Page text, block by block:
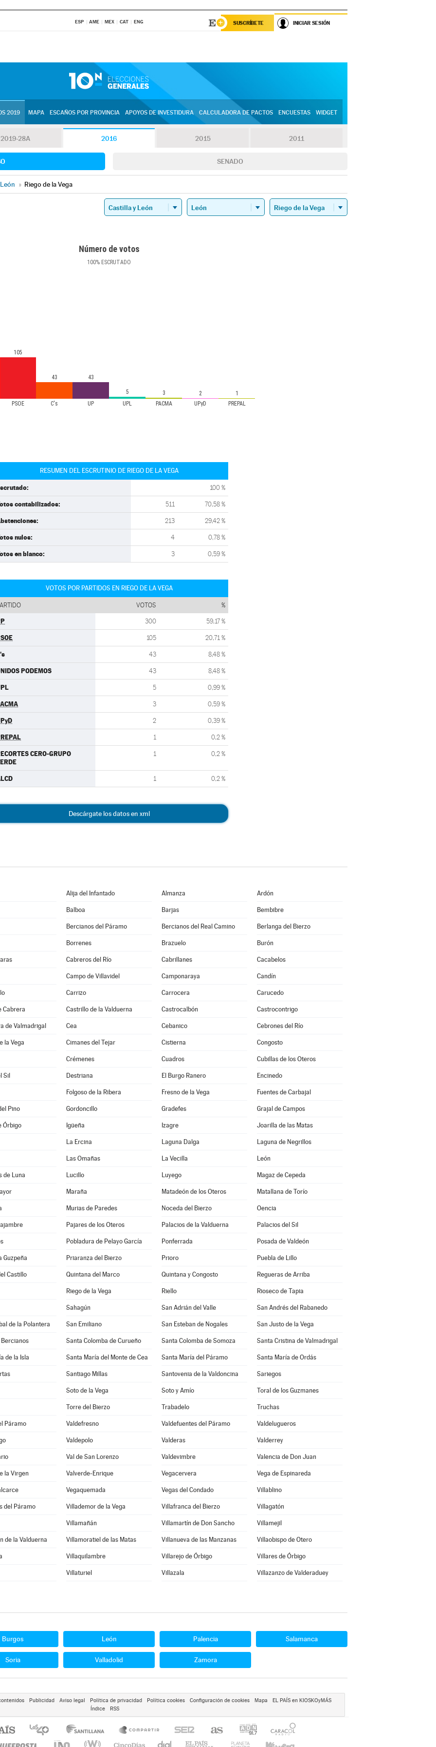
ESP AME MEX CAT ENG SUSCRÍBETE INICIAR SESIÓN
2019 MAPA ESCAÑOS POR PROVINCIA APOYOS DE INVESTIDURA CALCULADORA DE PACTOS ENCUESTAS WIDGET
2019-28A 2016 2015 2011
SENADO
León » Riego de la Vega
Número de votos
100% ESCRUTADO
PSOE C's UP UPL PACMA UPyD PREPAL
105
43 43
5 3 2 1
RESUMEN DEL ESCRUTINIO DE RIEGO DE LA VEGA
100 %
contabilizados: 511 70,58 %
213 29,42 %
nulos: 4 0,78 %
en blanco: 3 0,59 %
VOTOS POR PARTIDOS EN RIEGO DE LA VEGA
VOTOS %
300 59,17 %
105 20,71 %
43 8,48 %
PODEMOS 43 8,48 %
5 0,99 %
3 0,59 %
2 0,39 %
1 0,2 %
CERO-GRUPO
1 0,2 %
1 0,2 %
Descárgate los datos en xml
Alija del Infantado Almanza Ardón
Balboa Barjas Bembibre
Bercianos del Páramo Bercianos del Real Camino Berlanga del Bierzo
Borrenes Brazuelo Burón
Cabreros del Río Cabrillanes Cacabelos
Campo de Villavidel Camponaraya Candín
Carrizo Carrocera Carucedo
Cabrera Castrillo de la Valduerna Castrocalbón Castrocontrigo
de Valmadrigal Cea Cebanico Cebrones del Río
la Vega Cimanes del Tejar Cistierna Congosto
Crémenes Cuadros Cubillas de los Oteros
Sil Destriana El Burgo Ranero Encinedo
Folgoso de la Ribera Fresno de la Vega Fuentes de Carbajal
Pino Gordoncillo Gradefes Grajal de Campos
Órbigo Igüeña Izagre Joarilla de las Matas
La Ercina Laguna Dalga Laguna de Negrillos
Las Omañas La Vecilla León
de Luna Lucillo Luyego Magaz de Cepeda
Maraña Matadeón de los Oteros Matallana de Torío
Murias de Paredes Noceda del Bierzo Oencia
Pajares de los Oteros Palacios de la Valduerna Palacios del Sil
Pobladura de Pelayo García Ponferrada Posada de Valdeón
Guzpeña Priaranza del Bierzo Prioro Puebla de Lillo
Castillo Quintana del Marco Quintana y Congosto Regueras de Arriba
Riego de la Vega Riello Rioseco de Tapia
Sahagún San Adrián del Valle San Andrés del Rabanedo
de la Polantera San Emiliano San Esteban de Nogales San Justo de la Vega
Santa Colomba de Curueño Santa Colomba de Somoza Santa Cristina de Valmadrigal
de la Isla Santa María del Monte de Cea Santa María del Páramo Santa María de Ordás
Santiago Millas Santovenia de la Valdoncina Sariegos
Soto de la Vega Soto y Amío Toral de los Guzmanes
Torre del Bierzo Trabadelo Truchas
Páramo Valdefresno Valdefuentes del Páramo Valdelugueros
Valdepolo Valderas Valderrey
Val de San Lorenzo Valdevimbre Valencia de Don Juan
la Virgen Valverde-Enrique Vegacervera Vega de Espinareda
Vegaquemada Vegas del Condado Villablino
del Páramo Villademor de la Vega Villafranca del Bierzo Villagatón
Villamañán Villamartín de Don Sancho Villamejil
de la Valduerna Villamoratiel de las Matas Villanueva de las Manzanas Villaobispo de Otero
Villaquilambre Villarejo de Órbigo Villares de Órbigo
Villaturiel Villazala Villazanzo de Valderaduey
Burgos León Palencia Salamanca
Soria Valladolid Zamora
Publicidad Aviso legal Política de privacidad Política cookies Configuración de cookies Mapa
EL PAÍS en KIOSKOyMÁS
Índice
RSS